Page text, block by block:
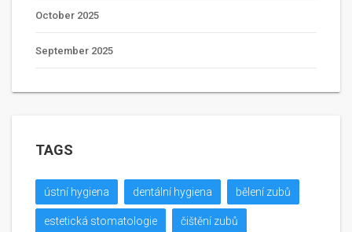
October 2025
September 2025
TAGS
ústní hygiena dentální hygiena bělení zubů
estetická stomatologie čištění zubů